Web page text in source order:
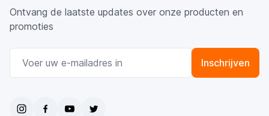
Ontvang de laatste updates over onze producten en
promoties
Inschrijven